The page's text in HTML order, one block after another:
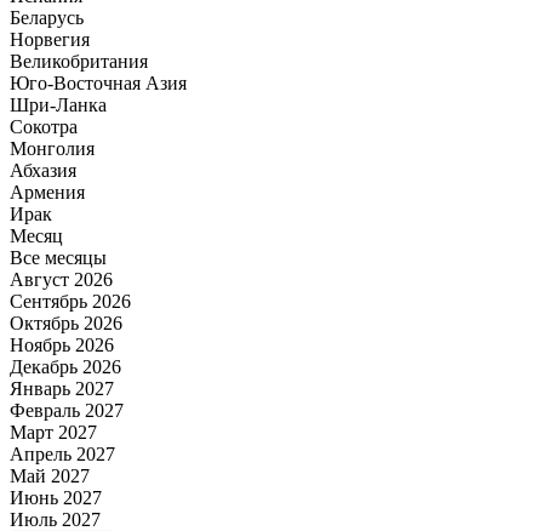
Беларусь
Норвегия
Великобритания
Юго-Восточная Азия
Шри-Ланка
Сокотра
Монголия
Абхазия
Армения
Ирак
Месяц
Все месяцы
Август 2026
Сентябрь 2026
Октябрь 2026
Ноябрь 2026
Декабрь 2026
Январь 2027
Февраль 2027
Март 2027
Апрель 2027
Май 2027
Июнь 2027
Июль 2027